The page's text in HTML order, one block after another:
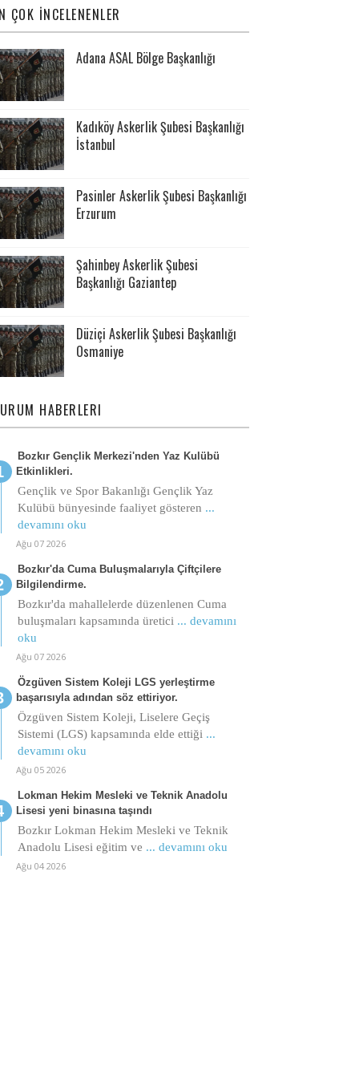
ÇOK İNCELENENLER
Adana ASAL Bölge Başkanlığı
Kadıköy Askerlik Şubesi Başkanlığı
İstanbul
Pasinler Askerlik Şubesi Başkanlığı
Erzurum
Şahinbey Askerlik Şubesi
Başkanlığı Gaziantep
Düziçi Askerlik Şubesi Başkanlığı
Osmaniye
HABERLERI
Bozkır Gençlik Merkezi'nden Yaz Kulübü
Etkinlikleri.
Gençlik ve Spor Bakanlığı Gençlik Yaz
Kulübü bünyesinde faaliyet gösteren ...
devamını oku
Ağu 07 2026
Bozkır'da Cuma Buluşmalarıyla Çiftçilere
Bilgilendirme.
Bozkır'da mahallelerde düzenlenen Cuma
buluşmaları kapsamında üretici ... devamını
oku
Ağu 07 2026
Özgüven Sistem Koleji LGS yerleştirme
başarısıyla adından söz ettiriyor.
Özgüven Sistem Koleji, Liselere Geçiş
Sistemi (LGS) kapsamında elde ettiği ...
devamını oku
Ağu 05 2026
Lokman Hekim Mesleki ve Teknik Anadolu
Lisesi yeni binasına taşındı
Bozkır Lokman Hekim Mesleki ve Teknik
Anadolu Lisesi eğitim ve ... devamını oku
Ağu 04 2026